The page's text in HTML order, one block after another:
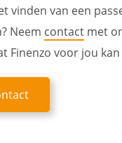
vinden van een
Neem contact met
Finenzo voor jou